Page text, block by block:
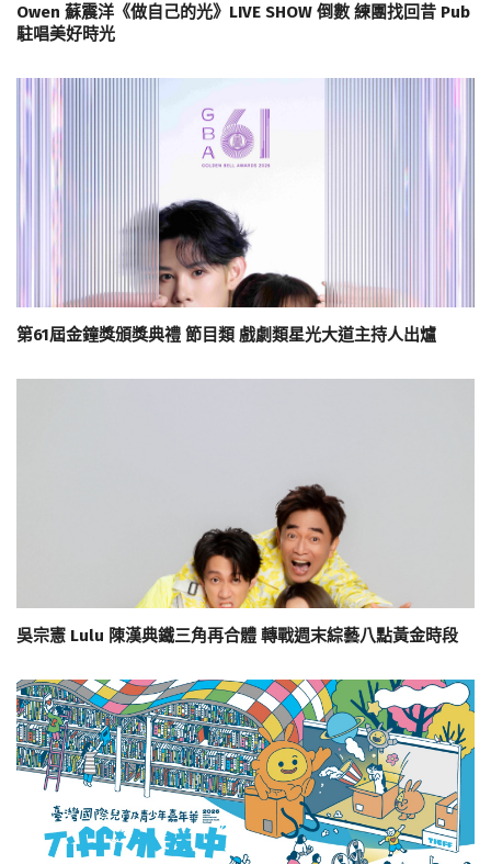
Owen 蘇震洋《做自己的光》LIVE SHOW 倒數 練團找回昔 Pub
駐唱美好時光
第61屆金鐘獎頒獎典禮 節目類 戲劇類星光大道主持人出爐
吳宗憲 Lulu 陳漢典鐵三角再合體 轉戰週末綜藝八點黃金時段